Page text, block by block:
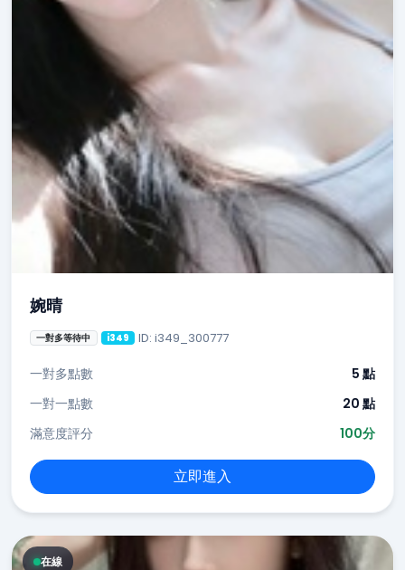
婉晴
一對多等待中 i349 ID: i349_300777
一對多點數
5 點
一對一點數
20 點
滿意度評分
100分
立即進入
在線